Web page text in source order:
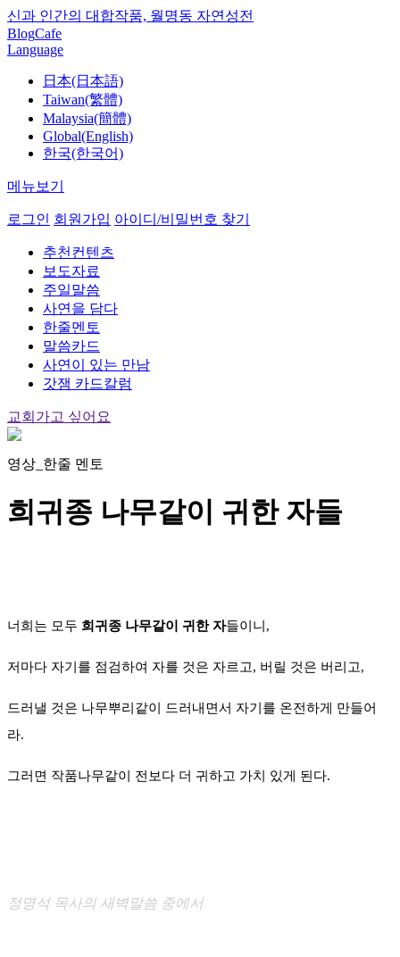
신과 인간의 대합작품, 월명동 자연성전
BlogCafe
Language
日本(日本語)
Taiwan(繁體)
Malaysia(簡體)
Global(English)
한국(한국어)
메뉴보기
로그인 회원가입 아이디/비밀번호 찾기
추천컨텐츠
보도자료
주일말씀
사연을 담다
한줄멘토
말씀카드
사연이 있는 만남
갓잼 카드칼럼
교회가고 싶어요
영상_한줄 멘토
희귀종 나무같이 귀한 자들
너희는 모두 희귀종 나무같이 귀한 자들이니,
저마다 자기를 점검하여 자를 것은 자르고, 버릴 것은 버리고,
드러낼 것은 나무뿌리같이 드러내면서 자기를 온전하게 만들어
라.
그러면 작품나무같이 전보다 더 귀하고 가치 있게 된다.
정명석 목사의 새벽말씀 중에서